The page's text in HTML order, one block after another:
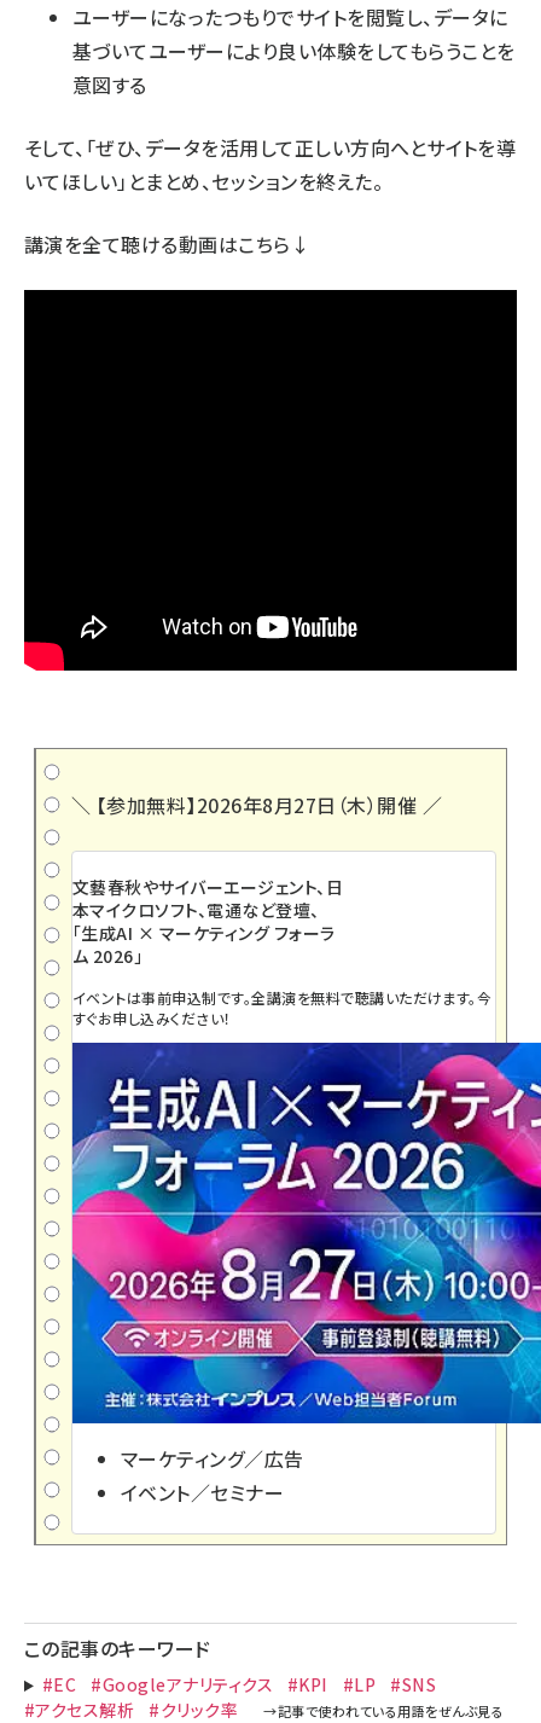
ユーザーになったつもりでサイトを閲覧し、データに
基づいてユーザーにより良い体験をしてもらうことを
意図する
そして、「ぜひ、データを活用して正しい方向へとサイトを導
いてほしい」とまとめ、セッションを終えた。
講演を全て聴ける動画はこちら↓
＼ 【参加無料】2026年8月27日（木）開催 ／
文藝春秋やサイバーエージェント、日
本マイクロソフト、電通など登壇、
「生成AI × マーケティング フォーラ
ム 2026」
イベントは事前申込制です。全講演を無料で聴講いただけます。今
すぐお申し込みください！
マーケティング／広告
イベント／セミナー
この記事のキーワード
#EC #Googleアナリティクス #KPI #LP
#SNS
#アクセス解析
#クリック率